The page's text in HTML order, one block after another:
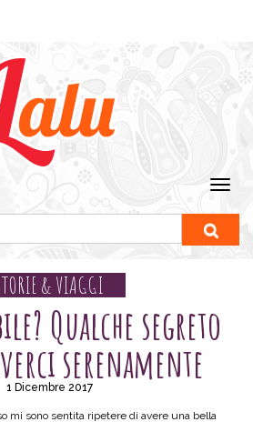
& VIAGGI
Qualche segreto
serenamente
1 Dicembre 2017
mi sono sentita ripetere di avere una bella